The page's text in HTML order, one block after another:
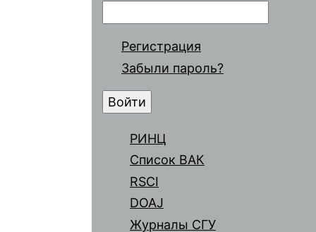
Регистрация
Забыли пароль?
РИНЦ
Список ВАК
RSCI
DOAJ
Журналы СГУ